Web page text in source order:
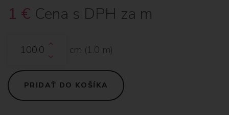
1 € Cena s DPH za m
cm (1.0 m)
PRIDAŤ DO KOŠÍKA